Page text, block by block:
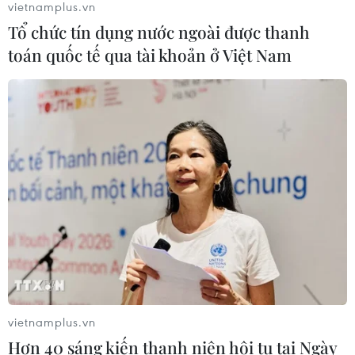
CƠ QUAN CHỦ QUẢN: THÔNG TẤN XÃ VIỆT NAM
Tổng Biên tập: TRẦN TIẾN DUẨN
Phó Tổng Biên tập: NGUYỄN THỊ TÁM, KHÚC THANH
Sở hữu trí tuệ
Quy định sử dụng
RSS
Hỗ trợ
Ngôn ngữ
Dịch vụ tin
Quảng cáo
vietnamplus.vn
Tổ chức tín dụng nước ngoài được thanh
toán quốc tế qua tài khoản ở Việt Nam
vietnamplus.vn
Hơn 40 sáng kiến thanh niên hội tụ tại Ngày